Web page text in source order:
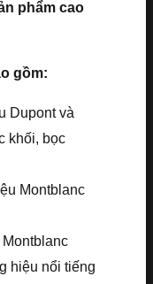
phẩm cao
gồm:
Dupont và
khối, bọc
Montblanc
hiệu nổi tiếng